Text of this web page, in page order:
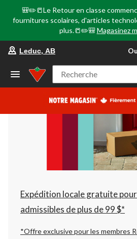
🎒✏️📒Le Retour en classe
fournitures scolaires, d'articles
plus.📒✏️🎒 Magasinez
votre
Leduc,
AB,
à
22:00
cliquer
pour
Leduc, AB
Recherche
Expédition locale gratuite
admissibles de plus de 99 $*
*Offre exclusive pour les membres